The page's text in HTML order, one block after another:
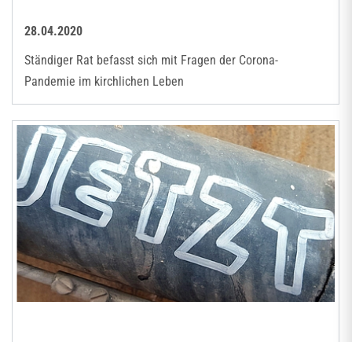
28.04.2020
Ständiger Rat befasst sich mit Fragen der Corona-
Pandemie im kirchlichen Leben